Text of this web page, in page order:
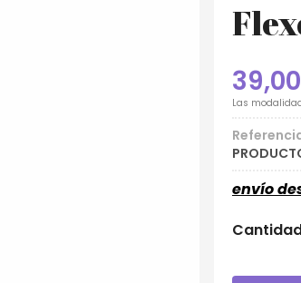
39,00
Las
envío